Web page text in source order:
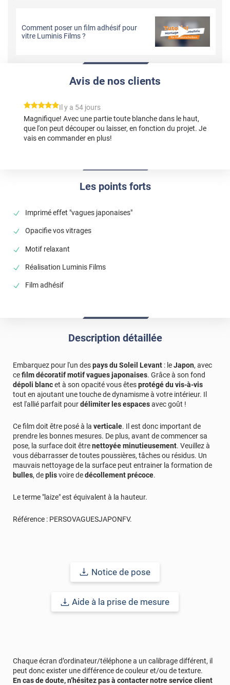
Comment poser un film adhésif pour
vitre Luminis Films ?
Les points forts
Imprimé effet "vagues japonaises"
Opacifie vos vitrages
Motif relaxant
Réalisation Luminis Films
Film adhésif
Avis de nos clients
*****
Il y a 54 jours
Magnifique! Avec une partie toute blanche dans le haut,
que l'on peut découper ou laisser, en fonction du projet. Je
vais en commander en plus!
Description détaillée
Embarquez pour l'un despays du Soleil Levant : leJapon, avec
cefilm décoratif motif vagues japonaises. Grâce à son fond
dépoli blancet à son opacité vous êtesprotégé du vis-à-vis
tout en ajoutant une touche de dynamisme à votre intérieur. Il
est l'allié parfait pourdélimiter les espacesavec goût !
Ce film doit être posé à la verticale. Il est donc important de
prendre les bonnes mesures. De plus, avant de commencer sa
pose, la surface doit êtrenettoyée minutieusement. Veuillez à
vous débarrasser de toutes poussières, tâches ou résidus. Un
mauvais nettoyage de la surface peut entrainer la formation de
bulles, deplisvoire dedécollement précoce.
Le terme "laize" est équivalent à la hauteur.
Référence : PERSOVAGUESJAPONFV.
Notice de pose
Aide à la prise de mesure
Chaque écran d’ordinateur/téléphone a un calibrage différent, il
peut donc exister une différence de couleur et/ou de texture.
En cas de doute, n’hésitez pas à contacter notre service client